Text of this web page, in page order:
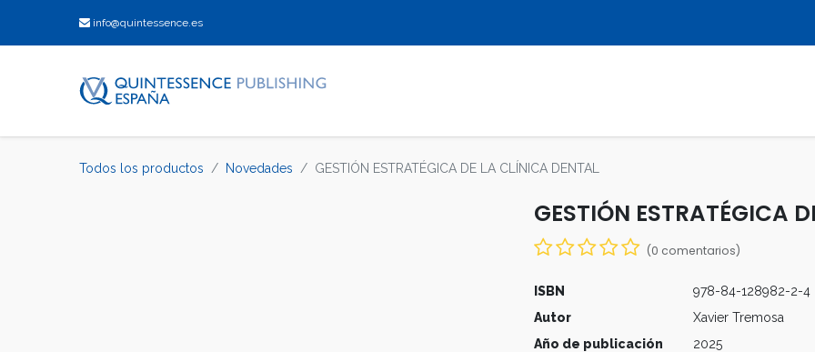
info@quintessence.es
Todos los productos Novedades GESTIÓN ESTRATÉGICA DE LA CLÍNICA DENTAL
GESTIÓN ESTRATÉGICA
(0 comentarios)
ISBN
978-84-128982-2-4
Autor
Xavier Tremosa
Año de publicación
2025